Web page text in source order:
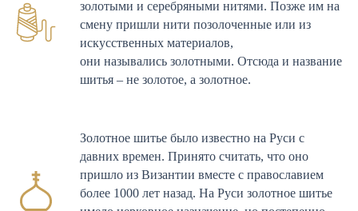
растительные, анималистичные и морские
узоры вышивки соединяют в себе красоту,
изысканность и обереговое значение.
Изделия с золотным шитьем - это
золотыми и серебряными нитями. Позже им на
смену пришли нити позолоченные или из
искусственных материалов,
они назывались золотными. Отсюда и название
шитья – не золотое, а золотное.
Золотное шитье было известно на Руси с
давних времен. Принято считать, что оно
пришло из Византии вместе с православием
более 1000 лет назад. На Руси золотное шитье